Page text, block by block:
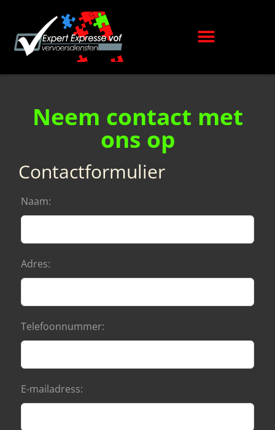
Neem contact met
ons op
Contactformulier
Naam:
Adres:
Telefoonnummer:
E-mailadress: